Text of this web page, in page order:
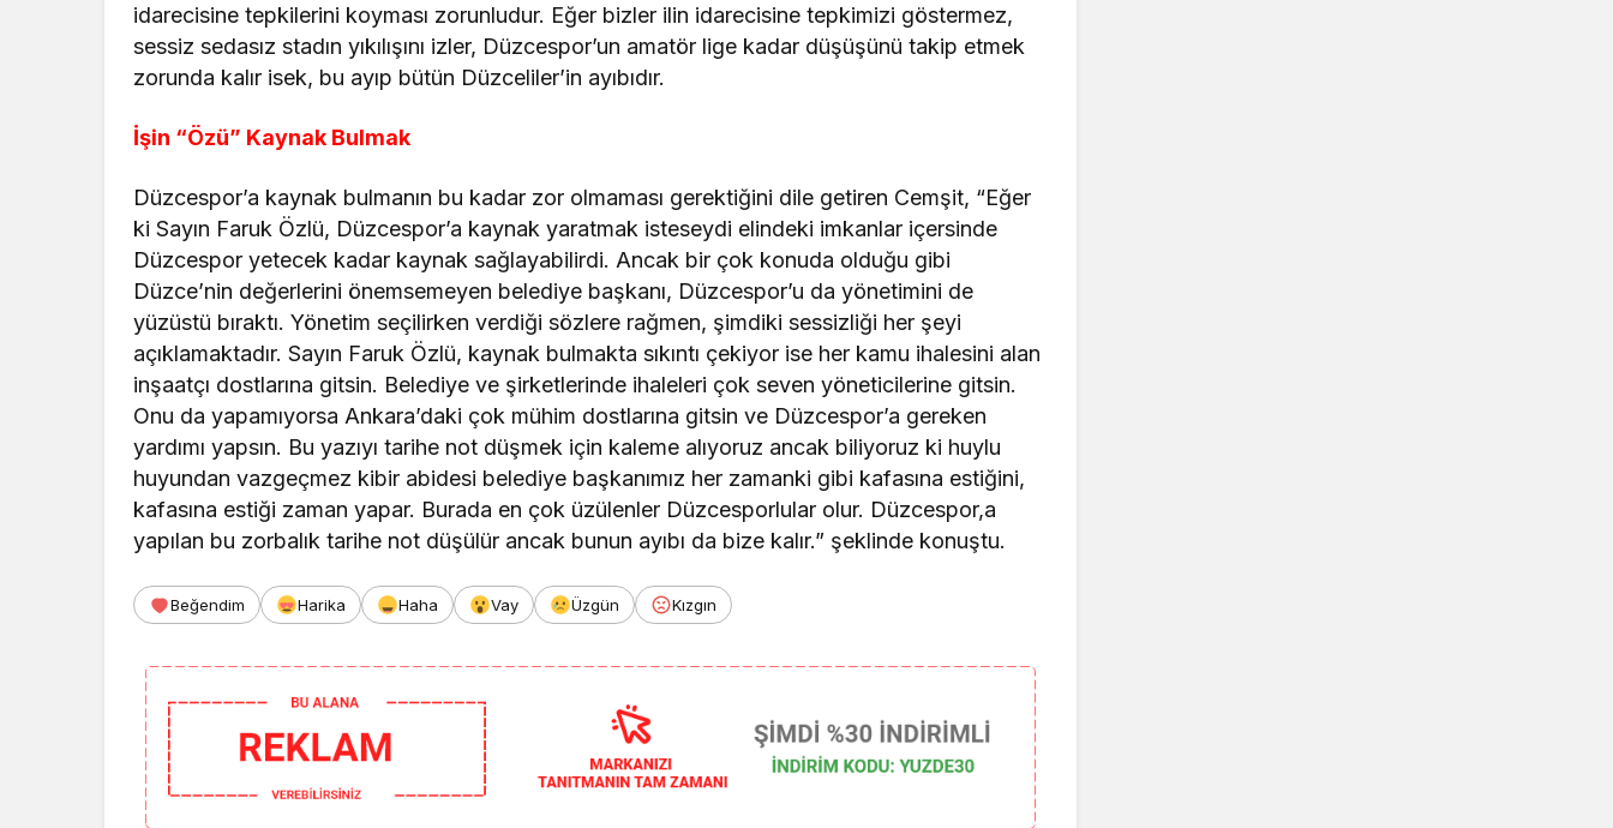
idarecisine tepkilerini koyması zorunludur. Eğer bizler ilin idarecisine tepkimizi göstermez,
sessiz sedasız stadın yıkılışını izler, Düzcespor’un amatör lige kadar düşüşünü takip etmek
zorunda kalır isek, bu ayıp bütün Düzceliler’in ayıbıdır.
İşin “Özü” Kaynak Bulmak
Düzcespor’a kaynak bulmanın bu kadar zor olmaması gerektiğini dile getiren Cemşit, “Eğer
ki Sayın Faruk Özlü, Düzcespor’a kaynak yaratmak isteseydi elindeki imkanlar içersinde
Düzcespor yetecek kadar kaynak sağlayabilirdi. Ancak bir çok konuda olduğu gibi
Düzce’nin değerlerini önemsemeyen belediye başkanı, Düzcespor’u da yönetimini de
yüzüstü bıraktı. Yönetim seçilirken verdiği sözlere rağmen, şimdiki sessizliği her şeyi
açıklamaktadır. Sayın Faruk Özlü, kaynak bulmakta sıkıntı çekiyor ise her kamu ihalesini alan
inşaatçı dostlarına gitsin. Belediye ve şirketlerinde ihaleleri çok seven yöneticilerine gitsin.
Onu da yapamıyorsa Ankara’daki çok mühim dostlarına gitsin ve Düzcespor’a gereken
yardımı yapsın. Bu yazıyı tarihe not düşmek için kaleme alıyoruz ancak biliyoruz ki huylu
huyundan vazgeçmez kibir abidesi belediye başkanımız her zamanki gibi kafasına estiğini,
kafasına estiği zaman yapar. Burada en çok üzülenler Düzcesporlular olur. Düzcespor,a
yapılan bu zorbalık tarihe not düşülür ancak bunun ayıbı da bize kalır.” şeklinde konuştu.
Beğendim Harika Haha Vay Üzgün Kızgın